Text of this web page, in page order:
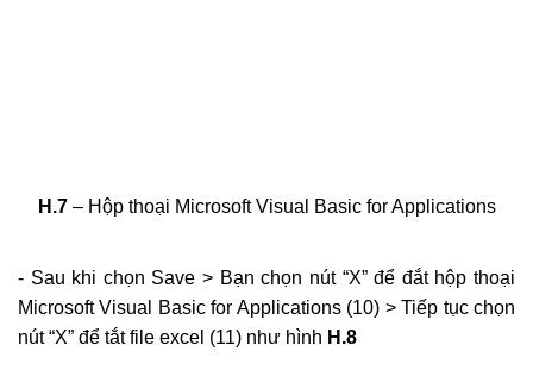
H.7– Hộp thoại Microsoft Visual Basic for Applications
- Sau khi chọn Save > Bạn chọn nút “X” để đắt hộp thoại
Microsoft Visual Basic for Applications (10) > Tiếp tục chọn
nút “X” để tắt file excel (11) như hình H.8